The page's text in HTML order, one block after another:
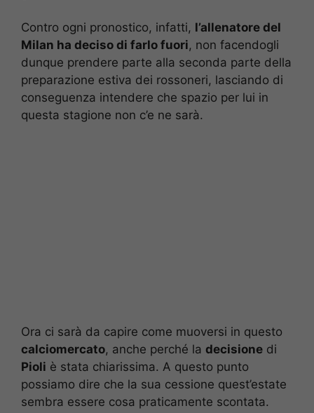
Contro ogni pronostico, infatti, l’allenatore del
Milan ha deciso di farlo fuori, non facendogli
dunque prendere parte alla seconda parte della
preparazione estiva dei rossoneri, lasciando di
conseguenza intendere che spazio per lui in
questa stagione non c’e ne sarà.
Ora ci sarà da capire come muoversi in questo
calciomercato, anche perché la decisione di
Pioli è stata chiarissima. A questo punto
possiamo dire che la sua cessione quest’estate
sembra essere cosa praticamente scontata.